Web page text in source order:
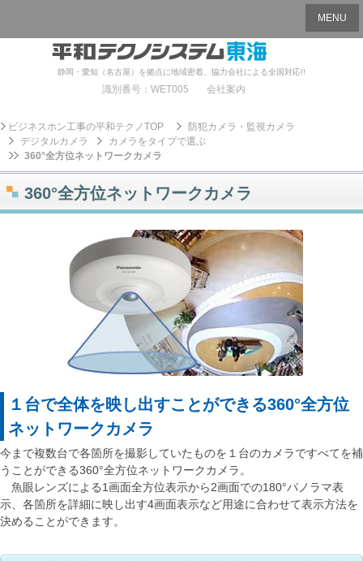
静岡・愛知（名古屋）を拠点に地域密着、協力会社による全国対応!!
識別番号：WET005 会社案内
MENU
ビジネスホン工事の平和テクノTOP
防犯カメラ・監視カメラ
デジタルカメラ
カメラをタイプで選ぶ
360°全方位ネットワークカメラ
360°全方位ネットワークカメラ
１台で全体を映し出すことができる360°全方位
ネットワークカメラ
今まで複数台で各箇所を撮影していたものを１台のカメラですべてを補
うことができる360°全方位ネットワークカメラ。
魚眼レンズによる1画面全方位表示から2画面での180°パノラマ表
示、各箇所を詳細に映し出す4画面表示など用途に合わせて表示方法を
決めることができます。